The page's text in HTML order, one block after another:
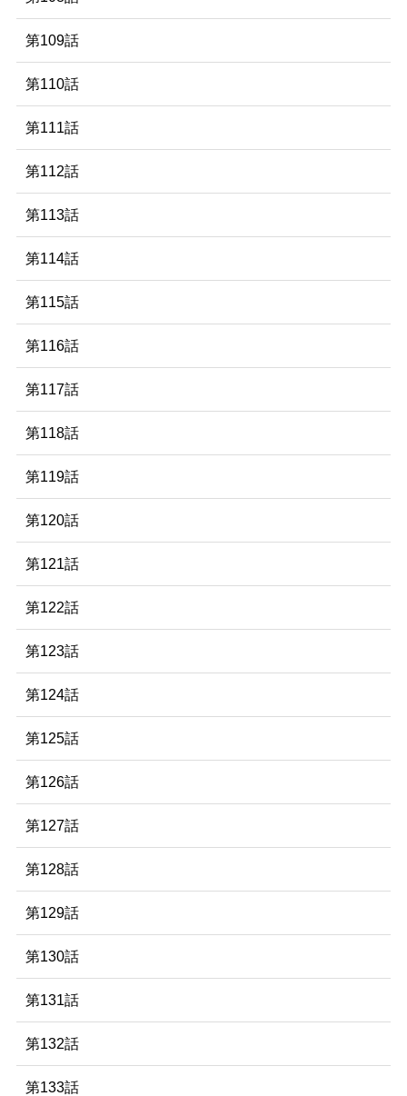
第109話
第110話
第111話
第112話
第113話
第114話
第115話
第116話
第117話
第118話
第119話
第120話
第121話
第122話
第123話
第124話
第125話
第126話
第127話
第128話
第129話
第130話
第131話
第132話
第133話